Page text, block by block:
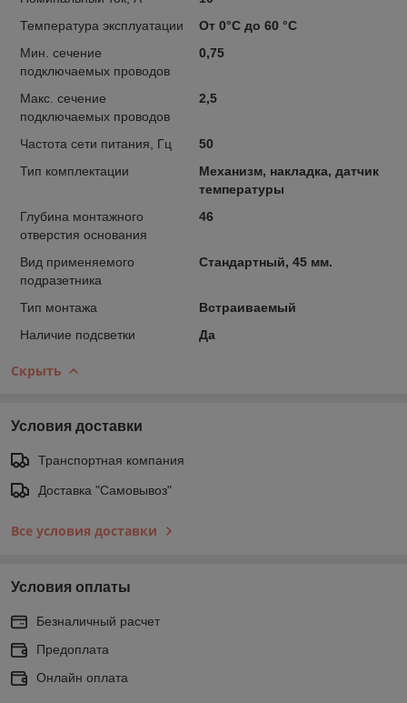
Температура эксплуатации
От 0°С до 60 °С
Мин. сечение
подключаемых проводов
0,75
Макс. сечение
подключаемых проводов
2,5
Частота сети питания, Гц
50
Тип комплектации
Механизм, накладка, датчик
температуры
Глубина монтажного
отверстия основания
46
Вид применяемого
подразетника
Стандартный, 45 мм.
Тип монтажа
Встраиваемый
Наличие подсветки
Да
Скрыть
Условия доставки
Транспортная компания
Доставка "Самовывоз"
Все условия доставки
Условия оплаты
Безналичный расчет
Предоплата
Онлайн оплата